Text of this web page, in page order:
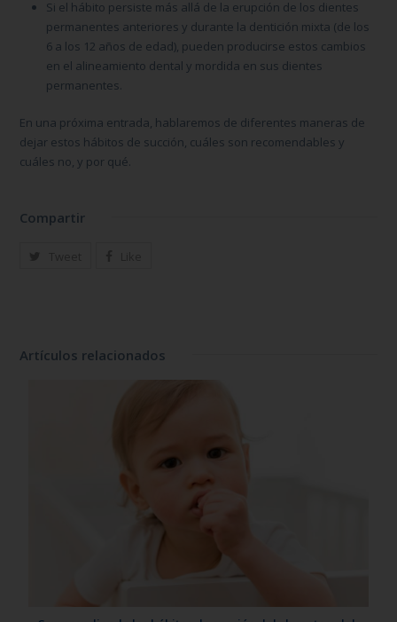
Si el hábito persiste más allá de la erupción de los dientes
permanentes anteriores y durante la dentición mixta (de los
6 a los 12 años de edad), pueden producirse estos cambios
en el alineamiento dental y mordida en sus dientes
permanentes.
En una próxima entrada, hablaremos de diferentes maneras de
dejar estos hábitos de succión, cuáles son recomendables y
cuáles no, y por qué.
Compartir
Artículos relacionados